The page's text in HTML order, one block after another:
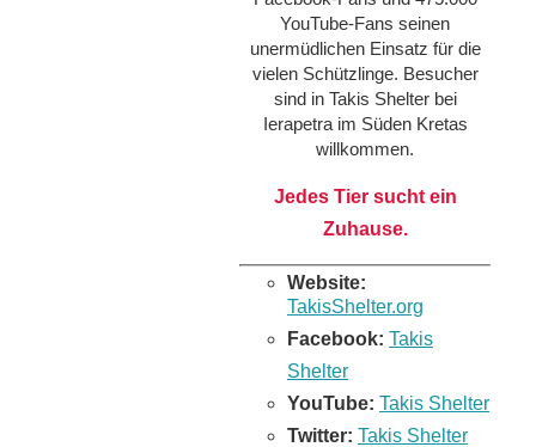
YouTube-Fans seinen
unermüdlichen Einsatz für die
vielen Schützlinge. Besucher
sind in Takis Shelter bei
Ierapetra im Süden Kretas
willkommen.
Jedes Tier sucht ein
Zuhause.
Website:
TakisShelter.org
Facebook: Takis
Shelter
YouTube: Takis Shelter
Twitter: Takis Shelter